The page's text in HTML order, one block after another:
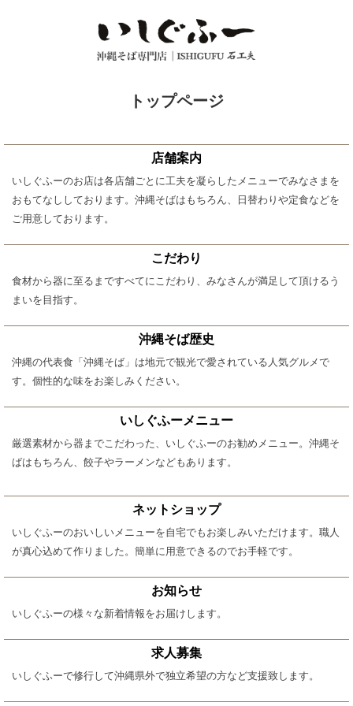
トップページ
店舗案内
いしぐふーのお店は各店舗ごとに工夫を凝らしたメニューでみなさまを
おもてなししております。沖縄そばはもちろん、日替わりや定食などを
ご用意しております。
こだわり
食材から器に至るまですべてにこだわり、みなさんが満足して頂けるう
まいを目指す。
沖縄そば歴史
沖縄の代表食「沖縄そば」は地元で観光で愛されている人気グルメで
す。個性的な味をお楽しみください。
いしぐふーメニュー
厳選素材から器までこだわった、いしぐふーのお勧めメニュー。沖縄そ
ばはもちろん、餃子やラーメンなどもあります。
ネットショップ
いしぐふーのおいしいメニューを自宅でもお楽しみいただけます。職人
が真心込めて作りました。簡単に用意できるのでお手軽です。
お知らせ
いしぐふーの様々な新着情報をお届けします。
求人募集
いしぐふーで修行して沖縄県外で独立希望の方など支援致します。